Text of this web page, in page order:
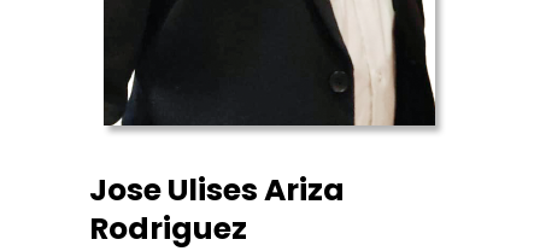
Jose Ulises Ariza
Rodriguez